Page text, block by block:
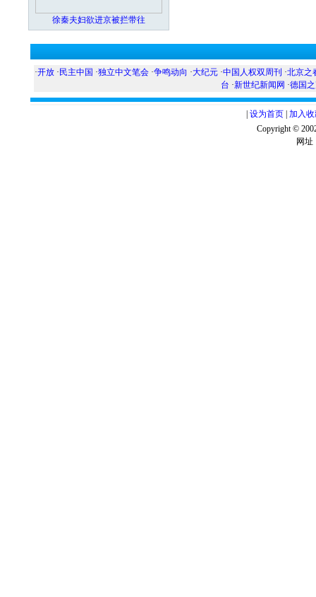
徐秦夫妇欲进京被拦带往
·开放 · 民主中国 ·独立中文笔会 ·争鸣动向 ·大纪元 ·中国人权双周刊 ·北京之
台 ·新世纪新闻网 ·德国
设为首页 加入
Copyright ©
网址